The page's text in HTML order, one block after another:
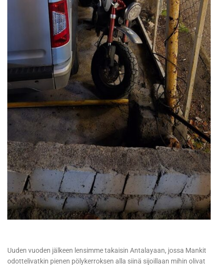
Uuden vuoden jälkeen lensimme takaisin Antalayaan, jossa Mankit
odottelivatkin pienen pölykerroksen alla siinä sijoillaan mihin olivat